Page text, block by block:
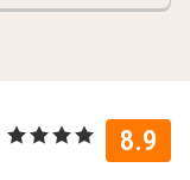
8.9
, 4 Sterren